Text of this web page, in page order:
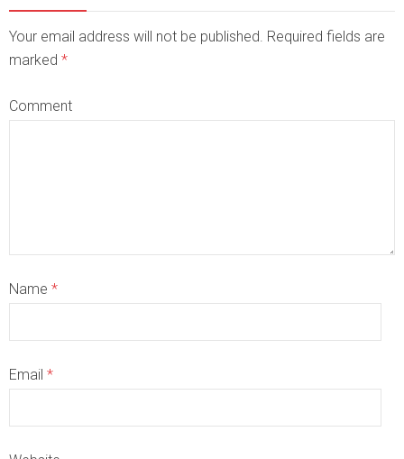
Your email address will not be published. Required fields are
marked *
Comment
Name *
Email *